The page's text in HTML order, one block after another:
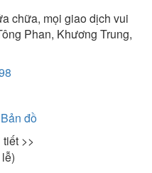
chữa, mọi giao dịch vui
Phan, Khương Trung,
Bản đồ
>>